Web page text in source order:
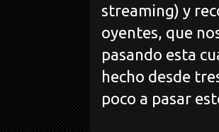
streaming) y
oyentes, que
pasando esta
hecho desde
poco a pasar